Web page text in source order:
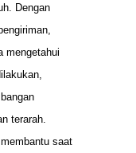
Dengan
mengetahui
terarah.
saat